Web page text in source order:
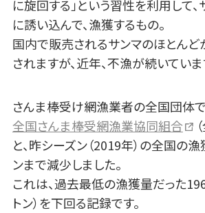
に旋回する」という習性を利用して
に誘い込んで、漁獲するもの。
国内で販売されるサンマのほとん
されますが、近年、不漁が続いていま
さんま棒受け網漁業者の全国団体
全国さんま棒受網漁業協同組合
と、昨シーズン（2019年）の全国の
ンまで減少しました。
これは、過去最低の漁獲量だった
トン）を下回る記録です。